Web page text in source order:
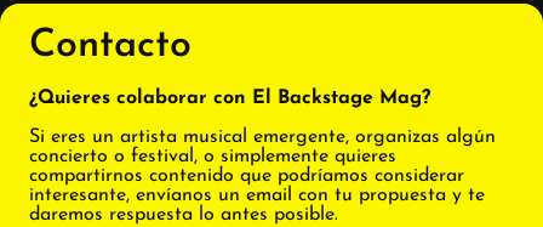
Contacto
¿Quieres colaborar con El Backstage Mag?
Si eres un artista musical emergente, organizas algún
concierto o festival, o simplemente quieres
compartirnos contenido que podríamos considerar
interesante, envíanos un email con tu propuesta y te
daremos respuesta lo antes posible.